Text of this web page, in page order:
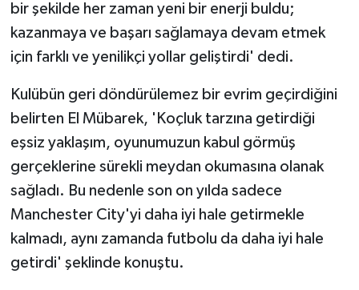
bir şekilde her zaman yeni bir enerji buldu;
kazanmaya ve başarı sağlamaya devam etmek
için farklı ve yenilikçi yollar geliştirdi' dedi.
Kulübün geri döndürülemez bir evrim geçirdiğini
belirten El Mübarek, 'Koçluk tarzına getirdiği
eşsiz yaklaşım, oyunumuzun kabul görmüş
gerçeklerine sürekli meydan okumasına olanak
sağladı. Bu nedenle son on yılda sadece
Manchester City'yi daha iyi hale getirmekle
kalmadı, aynı zamanda futbolu da daha iyi hale
getirdi' şeklinde konuştu.